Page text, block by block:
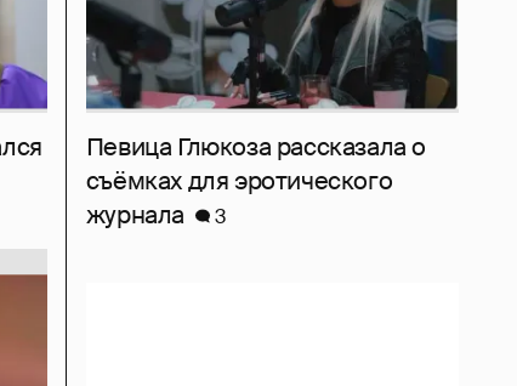
Певица Глюкоза рассказала о
съёмках для эротического
журнала
3